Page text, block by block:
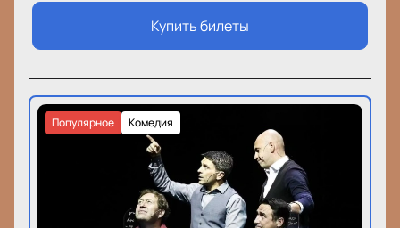
Купить билеты
Комедия
Популярное